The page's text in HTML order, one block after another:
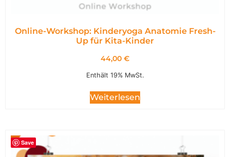
Online-Workshop: Kinderyoga Anatomie Fresh-
Up für Kita-Kinder
44,00 €
Enthält 19% MwSt.
Weiterlesen
Save